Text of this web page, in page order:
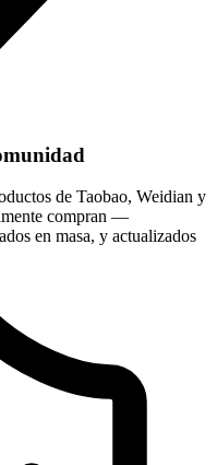
de Taobao, Weidian y
compran —
en masa, y actualizados